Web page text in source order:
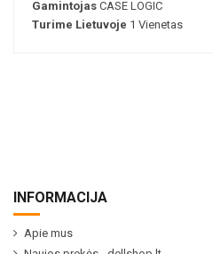
Gamintojas CASE LOGIC
Turime Lietuvoje 1 Vienetas
INFORMACIJA
Apie mus